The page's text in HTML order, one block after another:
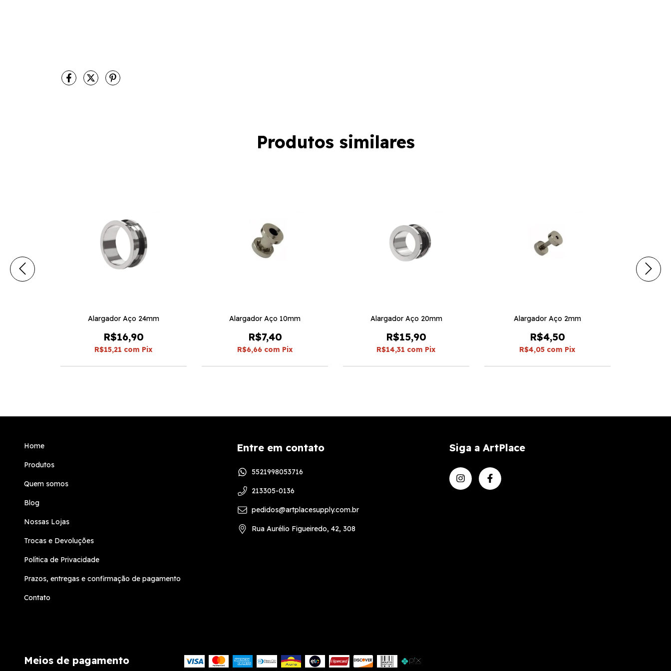
Produtos similares
Alargador Aço 24mm
R$16,90
R$15,21 com Pix
Alargador Aço 10mm
R$7,40
R$6,66 com Pix
Alargador Aço 20mm
R$15,90
R$14,31 com Pix
Alargador Aço 2mm
R$4,50
R$4,05 com Pix
Home
Produtos
Quem somos
Blog
Nossas Lojas
Trocas e Devoluções
Política de Privacidade
Prazos, entregas e confirmação de pagamento
Contato
Entre em contato
5521998053716
213305-0136
pedidos@artplacesupply.com.br
Rua Aurélio Figueiredo, 42, 308
Siga a ArtPlace
Meios de pagamento